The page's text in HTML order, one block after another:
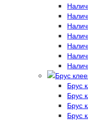
Брус
Брус
Брус
Брус